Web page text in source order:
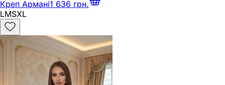
Креп Армані1 636 грн.
LMSXL